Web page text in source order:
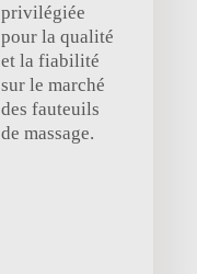
privilégiée
pour la qualité
et la fiabilité
sur le marché
des fauteuils
de massage.